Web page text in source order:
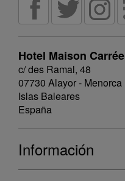
Hotel Maison Carrée
c/ des Ramal, 48
07730 Alayor - Menorca
Islas Baleares
España
Información